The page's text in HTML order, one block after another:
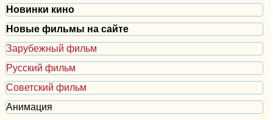
Новинки кино
Новые фильмы на сайте
Зарубежный фильм
Русский фильм
Советский фильм
Анимация